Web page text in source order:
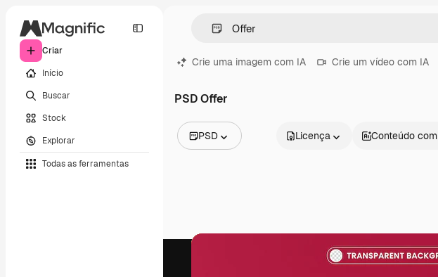
Criar
Início
Buscar
Stock
Explorar
Todas as ferramentas
Crie uma imagem com IA Crie um vídeo com IA
PSD Offer
PSD
Vídeos
Licença Conteúdo